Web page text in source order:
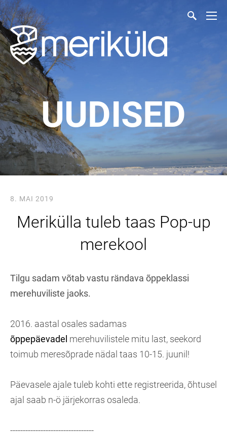
UUDISED
8. MAI 2019
Merikülla tuleb taas Pop-up
merekool
Tilgu sadam võtab vastu rändava õppeklassi
merehuviliste jaoks.
2016. aastal osales sadamas
õppepäevadel merehuvilistele mitu last, seekord
toimub meresõprade nädal taas 10-15. juunil!
Päevasele ajale tuleb kohti ette registreerida, õhtusel
ajal saab n-ö järjekorras osaleda.
---------------------------------